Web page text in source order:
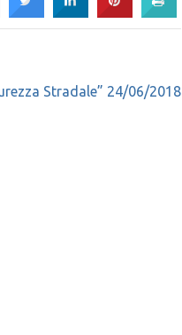
Stradale” 24/06/2018